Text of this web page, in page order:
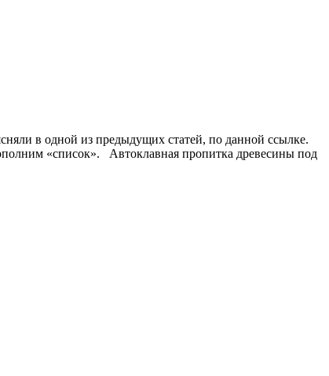
в одной из предыдущих статей, по данной ссылке.
«список». Автоклавная пропитка древесины под